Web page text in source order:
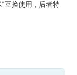
互换使用，后者特